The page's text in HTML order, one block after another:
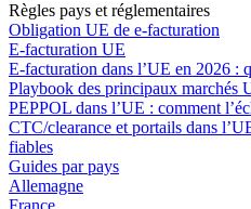
Règles pays et réglementaires
Obligation UE de e-facturation
E-facturation UE
E‑facturation dans l’UE en 2026 :
Playbook des principaux
PEPPOL dans l’UE : comment
CTC/clearance et portails dans
fiables
Guides par pays
Allemagne
France